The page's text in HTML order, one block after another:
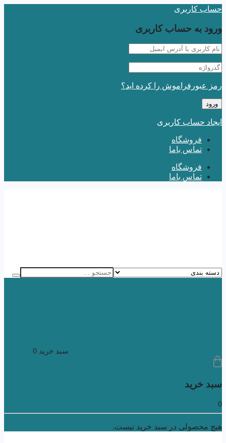
حساب کاربری
ورود به حساب کاربری
رمز عبورفراموش را کرده اید؟
ایجاد حساب کاربری
فروشگاه
تماس باما
فروشگاه
تماس باما
سبد خرید 0
سبد خرید
0
هیچ محصولی در سبد خرید نیست.